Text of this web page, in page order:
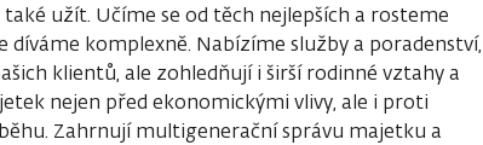
užít. Učíme se od těch nejlepších a rosteme
díváme komplexně. Nabízíme služby a poradenství,
klientů, ale zohledňují i širší rodinné vztahy a
nejen před ekonomickými vlivy, ale i proti
Zahrnují multigenerační správu majetku a